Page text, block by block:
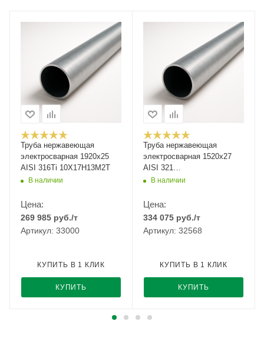
Труба нержавеющая
электросварная 1920х25
AISI 316Ti 10Х17Н13М2Т
В наличии
Цена:
269 985 руб./т
Артикул: 33000
КУПИТЬ
КУПИТЬ В 1 КЛИК
Труба нержавеющая
электросварная 1520х27
AISI 321
12Х18Н10Т/08Х18Н10Т
В наличии
Цена:
334 075 руб./т
Артикул: 32568
КУПИТЬ
КУПИТЬ В 1 КЛИК